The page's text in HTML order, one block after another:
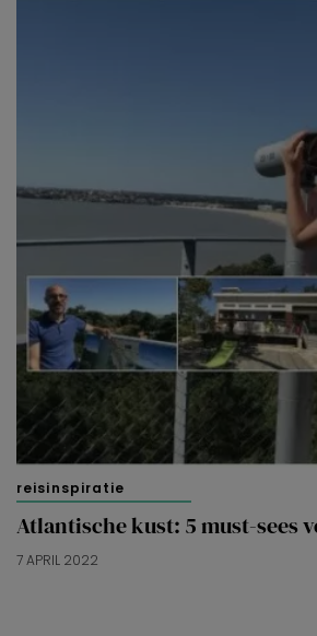
reisinspiratie
Atlantische kust: 5 must-sees
7 APRIL 2022